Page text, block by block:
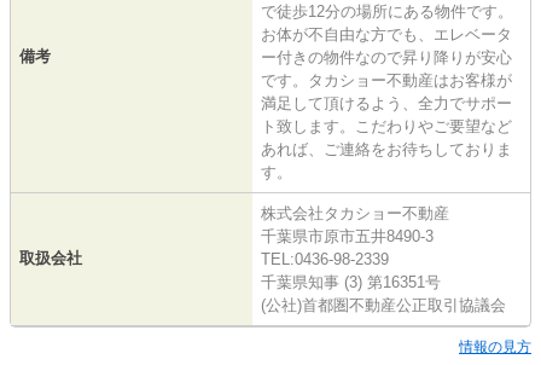
備考
で徒歩12分の場所にある物件です。
お体が不自由な方でも、エレベータ
ー付きの物件なので昇り降りが安心
です。タカショー不動産はお客様が
満足して頂けるよう、全力でサポー
ト致します。こだわりやご要望など
あれば、ご連絡をお待ちしておりま
す。
取扱会社
株式会社タカショー不動産
千葉県市原市五井8490-3
TEL:0436-98-2339
千葉県知事 (3) 第16351号
(公社)首都圏不動産公正取引協議会
情報の見方